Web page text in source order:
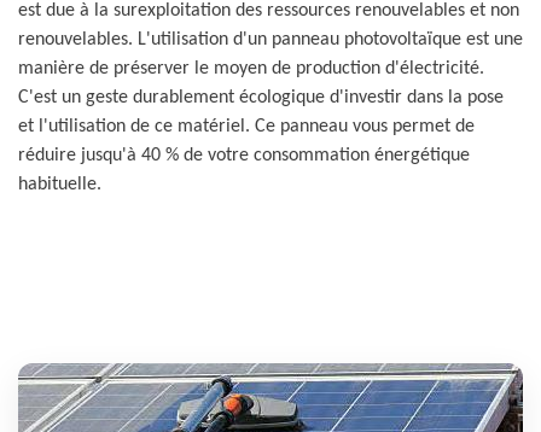
est due à la surexploitation des ressources renouvelables et non
renouvelables. L'utilisation d'un panneau photovoltaïque est une
manière de préserver le moyen de production d'électricité.
C'est un geste durablement écologique d'investir dans la pose
et l'utilisation de ce matériel. Ce panneau vous permet de
réduire jusqu'à 40 % de votre consommation énergétique
habituelle.